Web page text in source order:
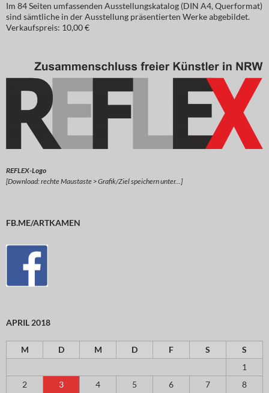
Im 84 Seiten umfassenden Ausstellungskatalog (DIN A4, Querformat)
sind sämtliche in der Ausstellung präsentierten Werke abgebildet.
Verkaufspreis: 10,00 €
REFLEX-Logo
[Download: rechte Maustaste > Grafik/Ziel speichern unter…]
FB.ME/ARTKAMEN
APRIL 2018
M D M D F S
S
1
2
3 4 5 6 7 8